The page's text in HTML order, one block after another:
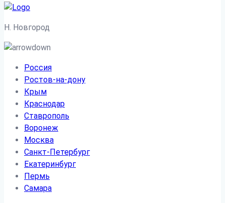
Н. Новгород
Россия
Ростов-на-дону
Крым
Краснодар
Ставрополь
Воронеж
Москва
Санкт-Петербург
Екатеринбург
Пермь
Самара